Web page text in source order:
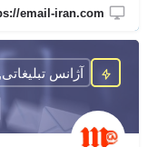
email-iran.com/
آژانس